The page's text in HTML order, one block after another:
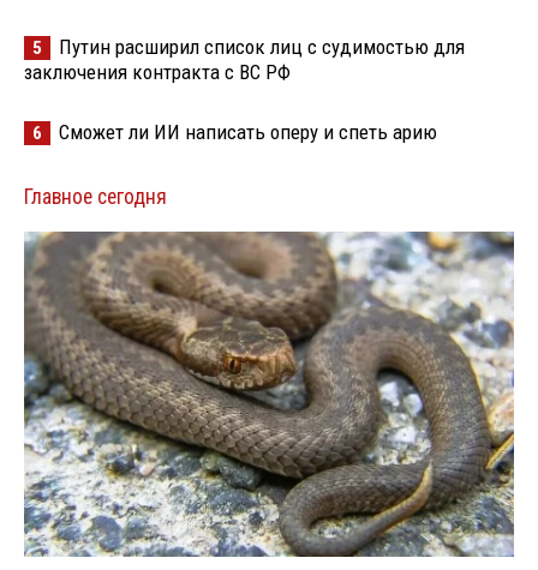
5
Путин расширил список лиц с судимостью для
заключения контракта с ВС РФ
6 Сможет ли ИИ написать оперу и спеть арию
Главное сегодня